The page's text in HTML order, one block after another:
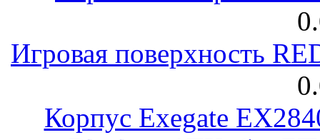
Игровая поверхность
Корпус Exegate